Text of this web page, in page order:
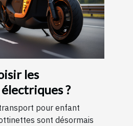
les
?
pour enfant
sont désormais